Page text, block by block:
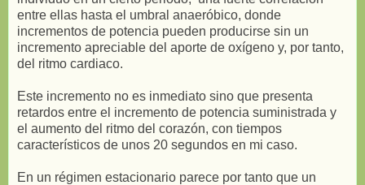
entre ellas hasta el umbral anaeróbico, donde
incrementos de potencia pueden producirse sin un
incremento apreciable del aporte de oxígeno y, por tanto,
del ritmo cardiaco.
Este incremento no es inmediato sino que presenta
retardos entre el incremento de potencia suministrada y
el aumento del ritmo del corazón, con tiempos
característicos de unos 20 segundos en mi caso.
En un régimen estacionario parece por tanto que un